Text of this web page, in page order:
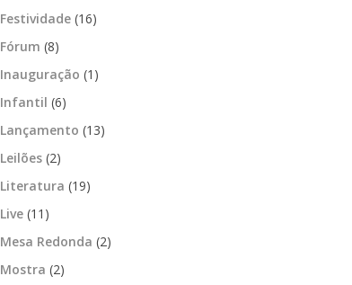
Festividade (16)
Fórum (8)
Inauguração (1)
Infantil (6)
Lançamento (13)
Leilões (2)
Literatura (19)
Live (11)
Mesa Redonda (2)
Mostra (2)